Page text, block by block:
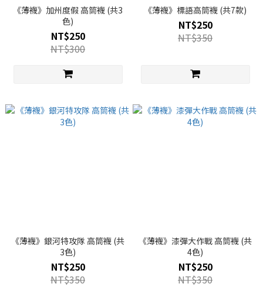
《薄襪》加州度假 高筒襪 (共3
色)
NT$250
NT$300
《薄襪》標語高筒襪 (共7款)
NT$250
NT$350
《薄襪》銀河特攻隊 高筒襪 (共
3色)
NT$250
NT$350
《薄襪》漆彈大作戰 高筒襪 (共
4色)
NT$250
NT$350